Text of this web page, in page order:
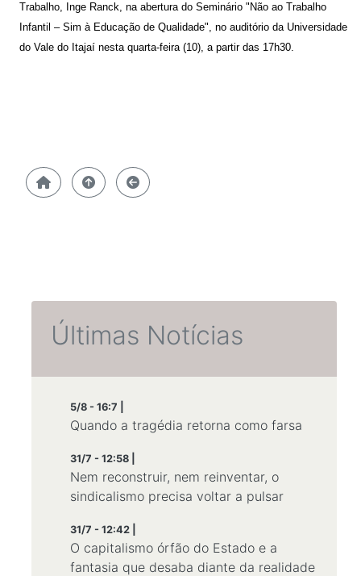
Trabalho, Inge Ranck, na abertura do Seminário "Não ao Trabalho
Infantil – Sim à Educação de Qualidade", no auditório da Universidade
do Vale do Itajaí nesta quarta-feira (10), a partir das 17h30.
Últimas Notícias
5/8 - 16:7 |
Quando a tragédia retorna como farsa
31/7 - 12:58 |
Nem reconstruir, nem reinventar, o
sindicalismo precisa voltar a pulsar
31/7 - 12:42 |
O capitalismo órfão do Estado e a
fantasia que desaba diante da realidade